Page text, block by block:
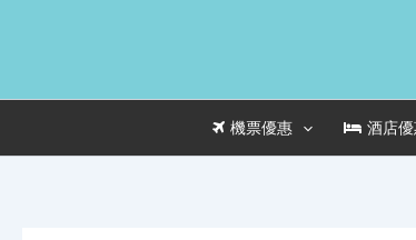
機票優惠 酒店